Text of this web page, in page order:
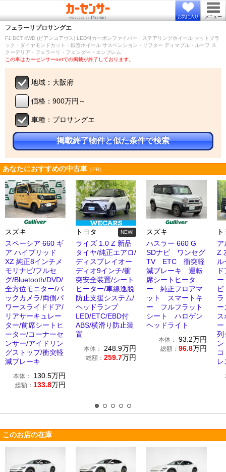
お気に入り メニュー
フェラーリ プロサングエ
F1 DCT 4WD (ビアンコアヴス) LED付カーボンファイバー・ステアリングホイール マットブラ
ック・ダイヤモンドカット・鍛造ホイール サスペンション・リフター ディマブル・ルーフ ス
クーデリア・フェラーリ・フェンダー・エンブレム
この車はカーセンサーnetでの掲載が終了しております。
地域：大阪府
価格：900万円～
車種：プロサングエ
掲載終了物件と似た条件で検索
あなたにおすすめの中古車 ［PR］
スズキ
スペーシア 660 ギ
ア ハイブリッド
XZ 純正8インチメ
モリナビ/フルセ
グ/Bluetooth/DVD/
全方位モニター/バ
ックカメラ/両側パ
ワースライドドア/
リアサーキュレー
ター/前席シートヒ
ーター/コーナーセ
ンサー/アイドリン
グストップ/衝突軽
減ブレーキ
本体： 130.5万円
総額： 133.8万円
トヨタ NEW!
ライズ 1.0 Z 新品
タイヤ/純正エアロ/
ディスプレイオー
ディオ9インチ/衝
突安全装置/シート
ヒーター/車線逸脱
防止支援システム/
ヘッドランプ
LED/ETC/EBD付
ABS/横滑り防止装
置
本体： 248.9万円
総額： 259.7万円
スズキ
ハスラー 660 G
SDナビ ワンセグ
TV ETC 衝突軽
減ブレーキ 運転
席シートヒータ
ー 純正フロアマ
ット スマートキ
ー フルフラット
シート ハロゲン
ヘッドライト
本体： 93.2万円
総額： 96.8万円
ア
Z
列
このお店の在庫